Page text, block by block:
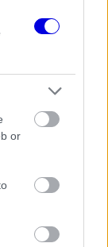
or
körig kellett
motoros
egyetlen